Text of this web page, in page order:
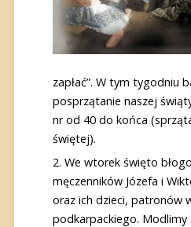
zapłać”. W tym tygodniu
posprzątanie naszej
nr od 40 do końca
świętej).
We wtorek święto
męczenników Józefa i
oraz ich dzieci, patronów
podkarpackiego. Modlimy